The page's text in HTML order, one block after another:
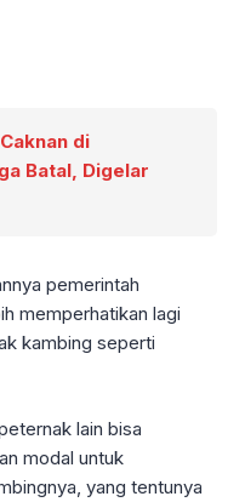
di
Batal, Digelar
pemerintah
memperhatikan lagi
kambing seperti
lain bisa
modal untuk
yang tentunya